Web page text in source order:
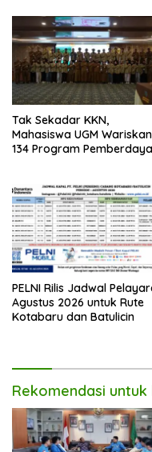
Tak Sekadar KKN,
Mahasiswa UGM Wariskan
134 Program
PELNI Rilis Jadwal
Agustus 2026 untuk Rute
Kotabaru dan Batulicin
Rekomendasi untuk